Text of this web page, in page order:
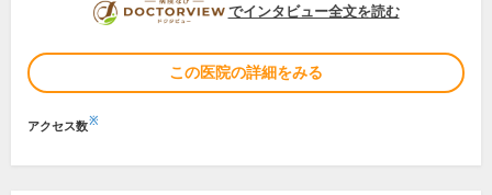
DOCTORVIEW
でインタビュー全文を読む
この医院の詳細をみる
アクセス数※